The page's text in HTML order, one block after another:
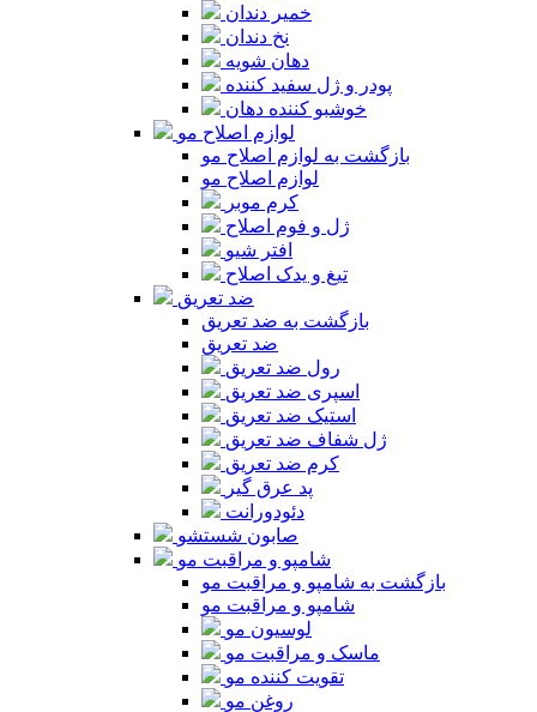
خمیر دندان
نخ دندان
دهان شویه
پودر و ژل سفید کننده
خوشبو کننده دهان
لوازم اصلاح مو
بازگشت به لوازم اصلاح مو
لوازم اصلاح مو
کرم موبر
ژل و فوم اصلاح
افتر شیو
تیغ و یدک اصلاح
ضد تعریق
بازگشت به ضد تعریق
ضد تعریق
رول ضد تعریق
اسپری ضد تعریق
استیک ضد تعریق
ژل شفاف ضد تعریق
کرم ضد تعریق
پد عرق گیر
دئودورانت
صابون شستشو
شامپو و مراقبت مو
بازگشت به شامپو و مراقبت مو
شامپو و مراقبت مو
لوسیون مو
ماسک و مراقبت مو
تقویت کننده مو
روغن مو